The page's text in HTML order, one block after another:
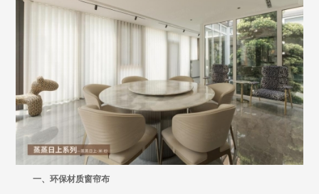
一、环保材质窗帘布